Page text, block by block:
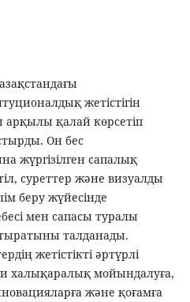
жетістігін
арқылы қалай көрсетіп
Он бес
жүргізілген сапалық
суреттер және визуалды
беру жүйесінде
мен сапасы туралы
талданады.
жетістікті әртүрлі
халықаралық мойындалуға,
және қоғамға